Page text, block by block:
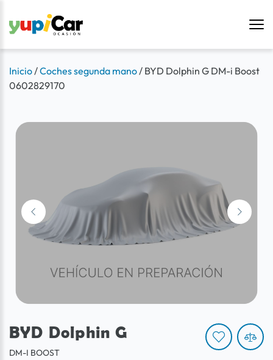
Inicio/Coches segunda mano/ BYD Dolphin G DM-i Boost
0602829170
BYD Dolphin G
DM-I BOOST